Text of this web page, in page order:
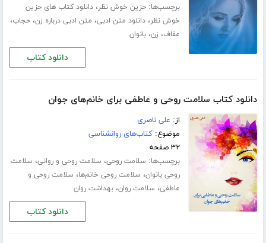
برچسب‌ها:حزین خوش نظر،دانلود کتاب های حزین
خوش نظر،دانلود متن ادبی، متن ادبی درباره زن،حجاب،
عفاف، زن،بانوان
دانلود کتاب
دانلود کتاب سلامت روحی و عاطفی برای خانم‌های جوان
از: علی ناصری
موضوع:کتاب‌های روانشناسی
۳۲ صفحه
برچسب‌ها: سلامت روحی، سلامت روحی و روانی، سلامت
روحی بانوان، سلامت روحی خانم‌ها، سلامت روحی و
عاطفی، سلامت روان،بهداشت روان
دانلود کتاب